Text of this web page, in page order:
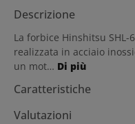
Descrizione
La forbice Hinshitsu
realizzata in acciaio
un mot… Di più
Caratteristiche
Valutazioni